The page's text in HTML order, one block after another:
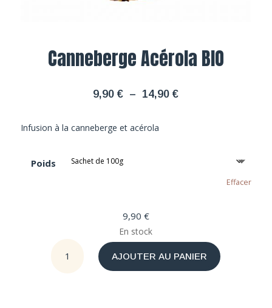
Canneberge Acérola BIO
9,90€ – 14,90€Plage
Infusion à la canneberge et acérola
Poids
Effacer
9,90 €
En stock
AJOUTER AU PANIER